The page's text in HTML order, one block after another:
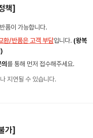
책]
품이 가능합니다.
환/반품은 고객 부담입니다. (왕복
를 통해 먼저 접수해주세요.
지연될 수 있습니다.
가]